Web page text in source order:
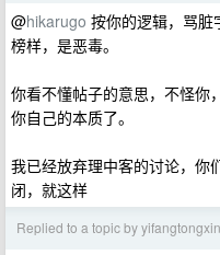
@hikarugo 按你的逻辑，骂脏
榜样，是恶毒。
你看不懂帖子的意思，不怪你
你自己的本质了。
我已经放弃理中客的讨论，你
闭，就这样
Replied to a topic by